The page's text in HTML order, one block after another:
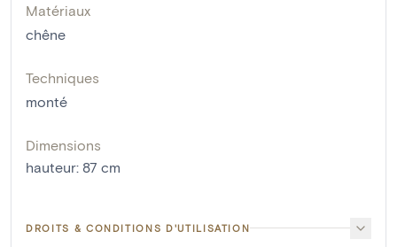
Matériaux
chêne
Techniques
monté
Dimensions
hauteur: 87 cm
DROITS & CONDITIONS D'UTILISATION